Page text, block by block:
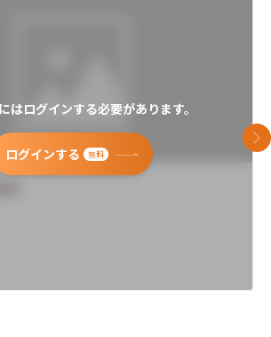
はログインする必要があります。
ログインする 無料
次